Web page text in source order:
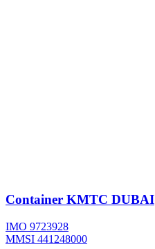
Container KMTC DUBAI
IMO 9723928
MMSI 441248000